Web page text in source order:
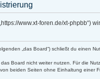
www.xt-foren.de/xt-
„das Board“) schließt du einen
Board nicht weiter nutzen. Für die
beiden Seiten ohne Einhaltung einer